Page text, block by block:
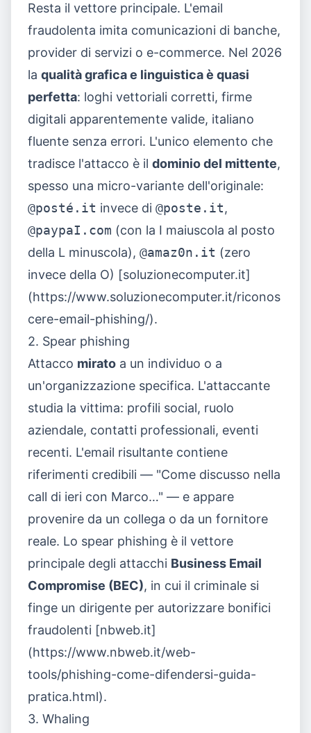
Resta il vettore principale. L'email
fraudolenta imita comunicazioni di banche,
provider di servizi o e-commerce. Nel 2026
la qualità grafica e linguistica è quasi
perfetta: loghi vettoriali corretti, firme
digitali apparentemente valide, italiano
fluente senza errori. L'unico elemento che
tradisce l'attacco è il dominio del mittente,
spesso una micro-variante dell'originale:
@posté.it invece di @poste.it,
@paypaI.com (con la I maiuscola al posto
della L minuscola), @amaz0n.it (zero
invece della O) [soluzionecomputer.it]
(https://www.soluzionecomputer.it/riconos
cere-email-phishing/).
2. Spear phishing
Attacco mirato a un individuo o a
un'organizzazione specifica. L'attaccante
studia la vittima: profili social, ruolo
aziendale, contatti professionali, eventi
recenti. L'email risultante contiene
riferimenti credibili — "Come discusso nella
call di ieri con Marco…" — e appare
provenire da un collega o da un fornitore
reale. Lo spear phishing è il vettore
principale degli attacchi Business Email
Compromise (BEC), in cui il criminale si
finge un dirigente per autorizzare bonifici
fraudolenti [nbweb.it]
(https://www.nbweb.it/web-
tools/phishing-come-difendersi-guida-
pratica.html).
3. Whaling